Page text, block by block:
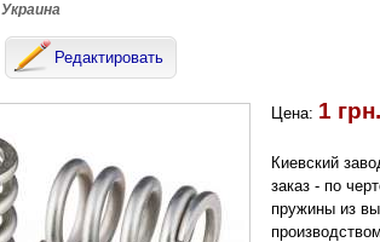
Редактировать
Цена: 1 грн.
Киевский
заказ - по
пружины из